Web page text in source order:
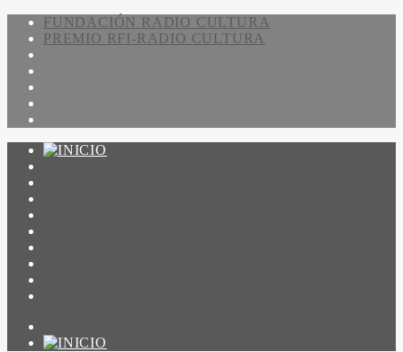
FUNDACIÓN RADIO CULTURA
PREMIO RFI-RADIO CULTURA